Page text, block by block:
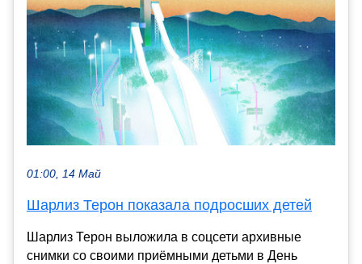
01:00, 14 Май
Шарлиз Терон показала подросших детей
Шарлиз Терон выложила в соцсети архивные
снимки со своими приёмными детьми в День